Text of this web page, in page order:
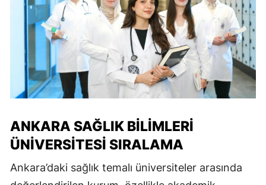
ANKARA SAĞLIK BILIMLERI
ÜNIVERSITESI SIRALAMA
Ankara’daki sağlık temalı üniversiteler arasında